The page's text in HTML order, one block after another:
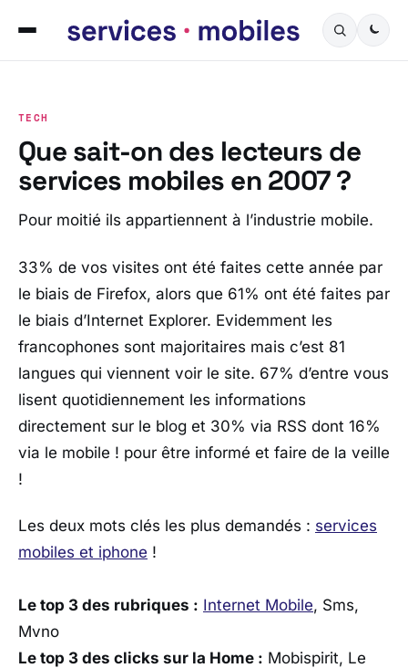
TECH
Que sait-on des lecteurs de
services mobiles en 2007 ?
Pour moitié ils appartiennent à l’industrie mobile.
33% de vos visites ont été faites cette année par
le biais de Firefox, alors que 61% ont été faites par
le biais d’Internet Explorer. Evidemment les
francophones sont majoritaires mais c’est 81
langues qui viennent voir le site. 67% d’entre vous
lisent quotidiennement les informations
directement sur le blog et 30% via RSS dont 16%
via le mobile ! pour être informé et faire de la veille
!
Les deux mots clés les plus demandés : services
mobiles et iphone !
Le top 3 des rubriques : Internet Mobile, Sms,
Mvno
Le top 3 des clicks sur la Home : Mobispirit, Le